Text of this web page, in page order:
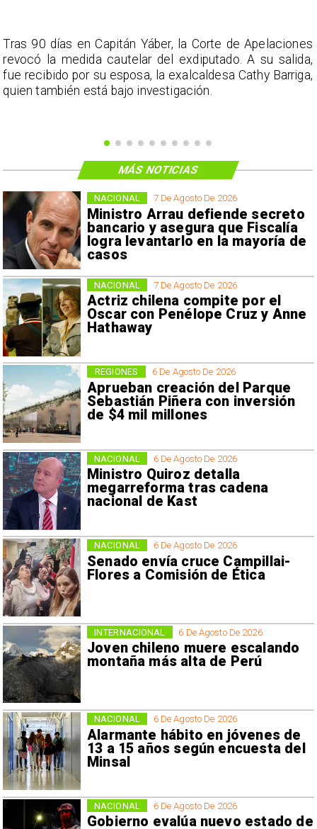
Tras 90 días en Capitán Yáber, la Corte de Apelaciones
revocó la medida cautelar del exdiputado. A su salida,
fue recibido por su esposa, la exalcaldesa Cathy Barriga,
quien también está bajo investigación.
7 De Agosto De 2026
Ministro Arrau defiende secreto
bancario y asegura que Fiscalía
logra levantarlo en la mayoría de
casos
NACIONAL
7 De Agosto De 2026
Actriz chilena compite por el
Oscar con Penélope Cruz y Anne
Hathaway
NACIONAL
6 De Agosto De 2026
Aprueban creación del Parque
Sebastián Piñera con inversión
de $4 mil millones
REGIONES
6 De Agosto De 2026
Ministro Quiroz detalla
megarreforma tras cadena
nacional de Kast
NACIONAL
6 De Agosto De 2026
Senado envía cruce Campillai-
Flores a Comisión de Ética
NACIONAL
6 De Agosto De 2026
Joven chileno muere escalando
montaña más alta de Perú
INTERNACIONAL
6 De Agosto De 2026
Alarmante hábito en jóvenes de
13 a 15 años según encuesta del
Minsal
NACIONAL
6 De Agosto De 2026
Gobierno evalúa nuevo estado de
NACIONAL
MÁS NOTICIAS